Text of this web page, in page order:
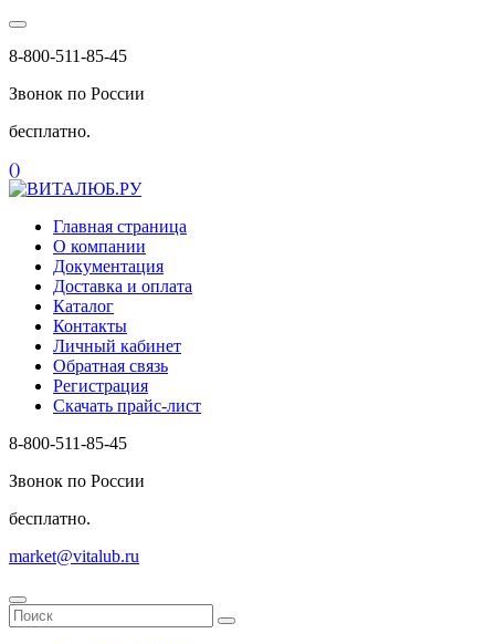
8-800-511-85-45
Звонок по России
бесплатно.
()
Главная страница
О компании
Документация
Доставка и оплата
Каталог
Контакты
Личный кабинет
Обратная связь
Регистрация
Скачать прайс-лист
8-800-511-85-45
Звонок по России
бесплатно.
market@vitalub.ru